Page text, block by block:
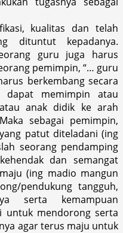
kualitas dan telah
dituntut kepadanya.
guru juga harus
pemimpin, “… guru
berkembang secara
dapat memimpin atau
anak didik ke arah
sebagai pemimpin,
patut diteladani (ing
seorang pendamping
dan semangat
(ing madio mangun
pendukung tangguh,
serta kemampuan
untuk mendorong serta
agar terus maju untuk